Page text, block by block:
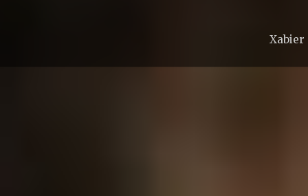
Xabier